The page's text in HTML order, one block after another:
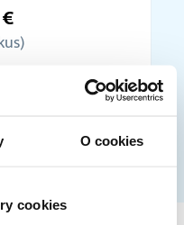
O cookies
cookies
DPH